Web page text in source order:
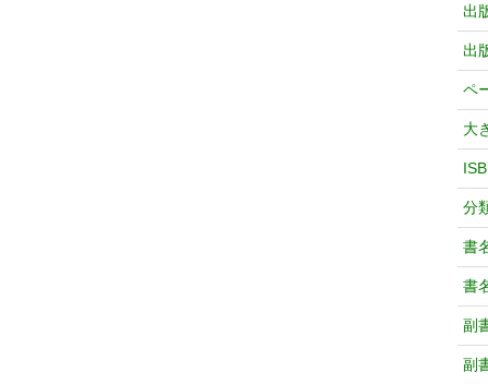
出
出
ペ
大
分
書
書
副
副